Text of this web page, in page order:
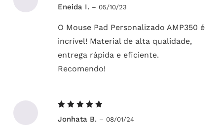
5de 5
Eneida I. – 05/10/23
O Mouse Pad Personalizado AMP350 é
incrível! Material de alta qualidade,
entrega rápida e eficiente.
Recomendo!
5de 5
Jonhata B. – 08/01/24